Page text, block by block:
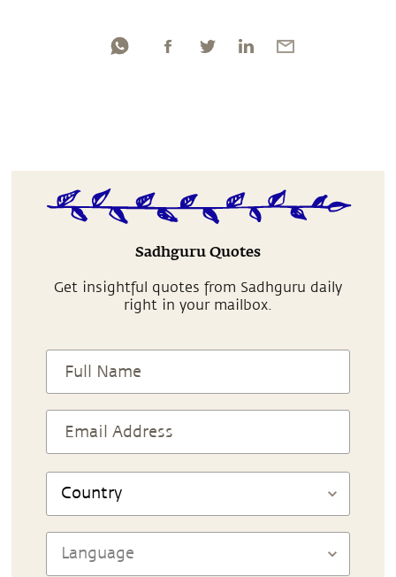
Sadhguru Quotes
Get insightful quotes from Sadhguru daily
right in your mailbox.